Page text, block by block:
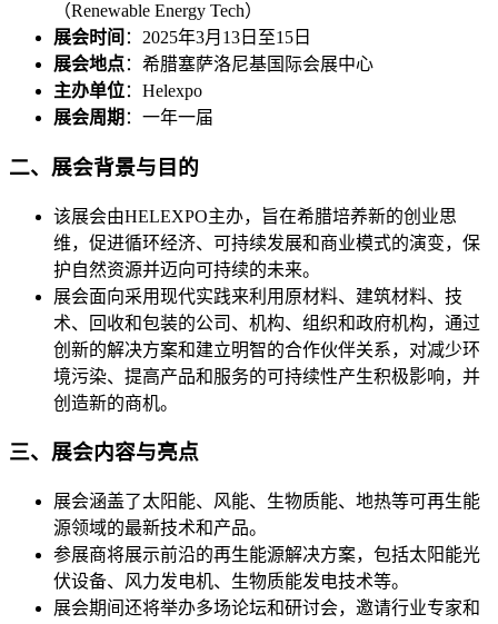
（Renewable Energy Tech）
展会时间 ：2025年3月13日至15日
展会地点：希腊塞萨洛尼基国际会展中心
主办单位：Helexpo
展会周期 ：一年一届
二、展会背景与目的
该展会由HELEXPO主办，旨在希腊培养新的创业思
维，促进循环经济、可持续发展和商业模式的演变，保
护自然资源并迈向可持续的未来。
展会面向采用现代实践来利用原材料、建筑材料、技
术、回收和包装的公司、机构、组织和政府机构，通过
创新的解决方案和建立明智的合作伙伴关系，对减少环
境污染、提高产品和服务的可持续性产生积极影响，并
创造新的商机。
三、展会内容与亮点
展会涵盖了太阳能、风能、生物质能、地热等可再生能
源领域的最新技术和产品。
参展商将展示前沿的再生能源解决方案，包括太阳能光
伏设备、风力发电机、生物质能发电技术等。
展会期间还将举办多场论坛和研讨会，邀请行业专家和